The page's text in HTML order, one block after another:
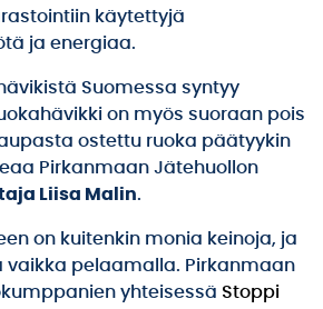
käytettyjä
ja energiaa.
Suomessa syntyy
on myös suoraan pois
ostettu ruoka päätyykin
Pirkanmaan Jätehuollon
Liisa Malin.
on kuitenkin monia keinoja, ja
vaikka pelaamalla. Pirkanmaan
yhteisessä Stoppi